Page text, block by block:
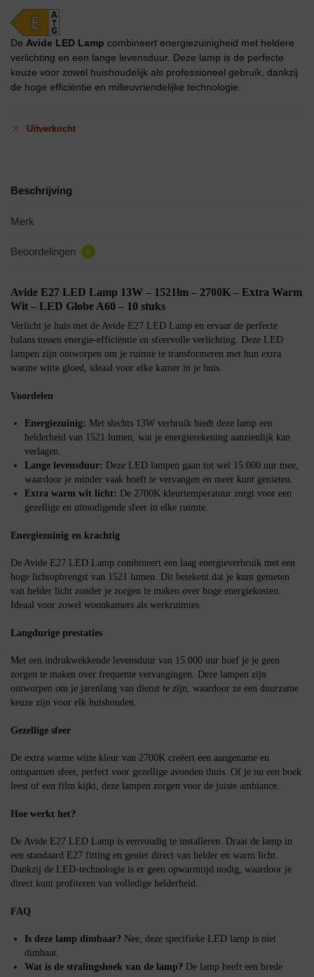
De Avide LED Lamp combineert energiezuinigheid met heldere
verlichting en een lange levensduur. Deze lamp is de perfecte
keuze voor zowel huishoudelijk als professioneel gebruik, dankzij
de hoge efficiëntie en milieuvriendelijke technologie.
Uitverkocht
Beschrijving
Merk
Beoordelingen 0
Avide E27 LED Lamp 13W – 1521lm – 2700K – Extra Warm
Wit – LED Globe A60 – 10 stuks
Verlicht je huis met de Avide E27 LED Lamp en ervaar de perfecte
balans tussen energie-efficiëntie en sfeervolle verlichting. Deze LED
lampen zijn ontworpen om je ruimte te transformeren met hun extra
warme witte gloed, ideaal voor elke kamer in je huis.
Voordelen
Energiezuinig: Met slechts 13W verbruik biedt deze lamp een
helderheid van 1521 lumen, wat je energierekening aanzienlijk kan
verlagen.
Lange levensduur: Deze LED lampen gaan tot wel 15.000 uur mee,
waardoor je minder vaak hoeft te vervangen en meer kunt genieten.
Extra warm wit licht: De 2700K kleurtemperatuur zorgt voor een
gezellige en uitnodigende sfeer in elke ruimte.
Energiezuinig en krachtig
De Avide E27 LED Lamp combineert een laag energieverbruik met een
hoge lichtopbrengst van 1521 lumen. Dit betekent dat je kunt genieten
van helder licht zonder je zorgen te maken over hoge energiekosten.
Ideaal voor zowel woonkamers als werkruimtes.
Langdurige prestaties
Met een indrukwekkende levensduur van 15.000 uur hoef je je geen
zorgen te maken over frequente vervangingen. Deze lampen zijn
ontworpen om je jarenlang van dienst te zijn, waardoor ze een duurzame
keuze zijn voor elk huishouden.
Gezellige sfeer
De extra warme witte kleur van 2700K creëert een aangename en
ontspannen sfeer, perfect voor gezellige avonden thuis. Of je nu een boek
leest of een film kijkt, deze lampen zorgen voor de juiste ambiance.
Hoe werkt het?
De Avide E27 LED Lamp is eenvoudig te installeren. Draai de lamp in
een standaard E27 fitting en geniet direct van helder en warm licht.
Dankzij de LED-technologie is er geen opwarmtijd nodig, waardoor je
direct kunt profiteren van volledige helderheid.
FAQ
Is deze lamp dimbaar? Nee, deze specifieke LED lamp is niet
dimbaar.
Wat is de stralingshoek van de lamp? De lamp heeft een brede